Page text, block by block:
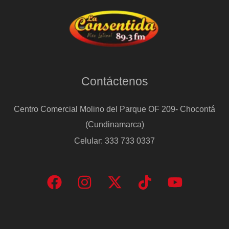
Contáctenos
Centro Comercial Molino del Parque OF 209- Chocontá
(Cundinamarca)
Celular: 333 733 0337